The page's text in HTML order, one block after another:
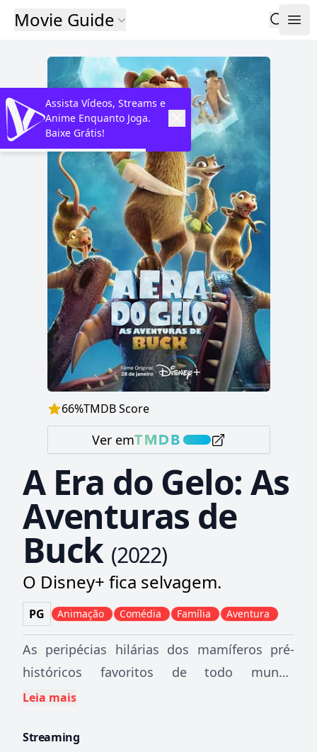
Movie Guide
66%TMDB Score
Ver em
A Era do Gelo: As
Aventuras de
Buck (2022)
O Disney+ fica selvagem.
PG Animação Comédia Família Aventura
As peripécias hilárias dos mamíferos pré-
históricos favoritos de todo mundo
continuam, enquanto os gambás caçadores
amigo caolho, aventureiro e caçador de
Leia mais
Streaming
Assista Vídeos, Streams e
Anime Enquanto Joga.
Baixe Grátis!